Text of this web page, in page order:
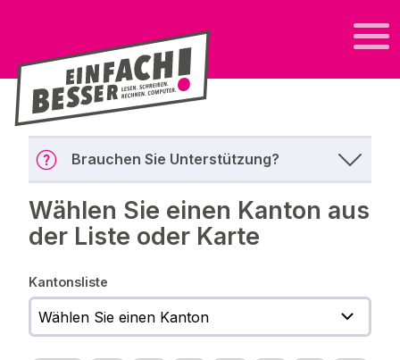
Brauchen Sie Unterstützung?
Wählen Sie einen Kanton aus
der Liste oder Karte
Kantonsliste